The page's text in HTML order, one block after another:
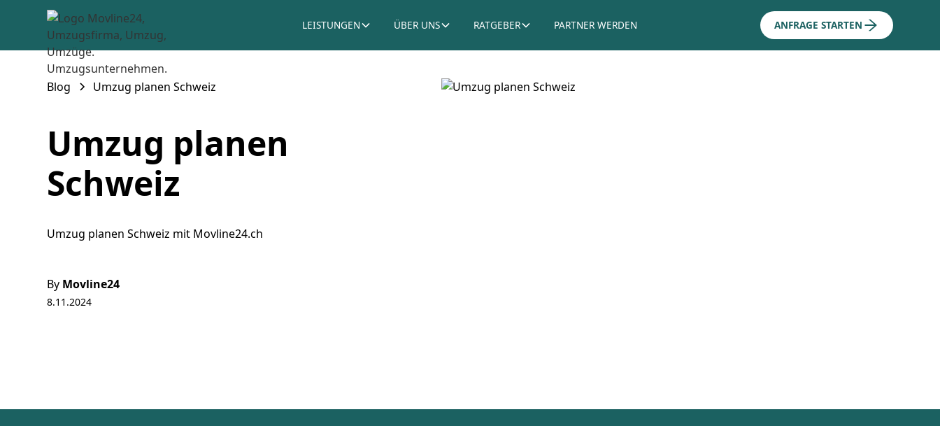
LEISTUNGEN ÜBER UNS RATGEBER PARTNER WERDEN ANFRAGE STARTEN
Blog Umzug planen Schweiz
Umzug planen
Schweiz
Umzug planen Schweiz mit Movline24.ch
By Movline24
8.11.2024